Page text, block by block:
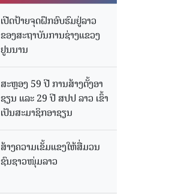
ເປີດປ້າຍຈຸດຝຶກອົບຮົມຢູ່ລາວ
ຂອງສະຖາບັນການຊ່າງແຂວງ
ຢູນນານ
ສະຫຼອງ 59 ປີ ການສ້າງຕັ້ງອາ
ຊຽນ ແລະ 29 ປີ ສປປ ລາວ ເຂົ້າ
ເປັນສະມາຊິກອາຊຽນ
ສ້າງຄວາມເຂັ້ມແຂງໃຫ້ສື່ມວນ
ຊົນຊາວໜຸ່ມລາວ